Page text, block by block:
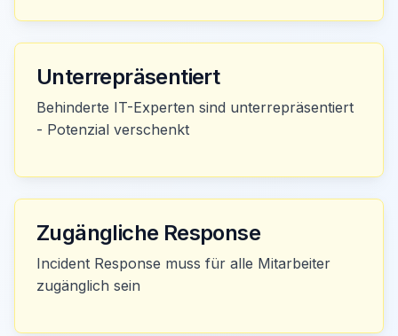
Unterrepräsentiert
Behinderte IT-Experten sind unterrepräsentiert
- Potenzial verschenkt
Zugängliche Response
Incident Response muss für alle Mitarbeiter
zugänglich sein